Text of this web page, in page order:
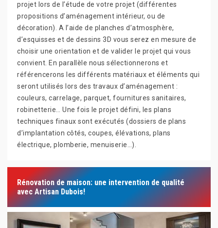
projet lors de l’étude de votre projet (différentes
propositions d’aménagement intérieur, ou de
décoration). A l’aide de planches d’atmosphère,
d’esquisses et de dessins 3D vous serez en mesure de
choisir une orientation et de valider le projet qui vous
convient. En parallèle nous sélectionnerons et
référencerons les différents matériaux et éléments qui
seront utilisés lors des travaux d’aménagement :
couleurs, carrelage, parquet, fournitures sanitaires,
robinetterie… Une fois le projet défini, les plans
techniques finaux sont exécutés (dossiers de plans
d’implantation côtés, coupes, élévations, plans
électrique, plomberie, menuiserie…).
Rénovation de maison: une intervention de qualité
avec Artisan Dubois!